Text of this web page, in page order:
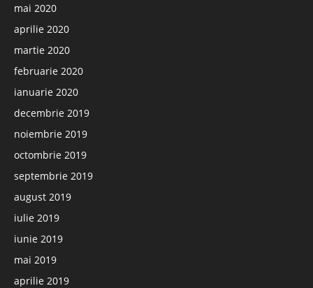
mai 2020
aprilie 2020
martie 2020
februarie 2020
ianuarie 2020
decembrie 2019
noiembrie 2019
octombrie 2019
septembrie 2019
august 2019
iulie 2019
iunie 2019
mai 2019
aprilie 2019